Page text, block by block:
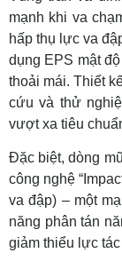
mạnh khi va
hấp thụ lực va
dụng EPS mật
thoải mái. Thiết
cứu và thử
vượt xa tiêu
Đặc biệt, dòng
công nghệ
va đập) – một
năng phân tán
giảm thiểu lực